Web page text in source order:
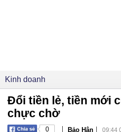
Kinh doanh
Đổi tiền lẻ, tiền mới
chực chờ
0 | Bảo Hân | 09:44